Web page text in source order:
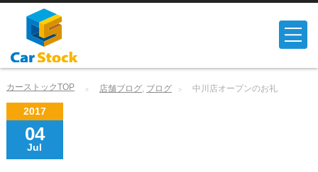
カーストックTOP 店舗ブログ, ブログ 中川店オープンのお礼
2017
04
Jul